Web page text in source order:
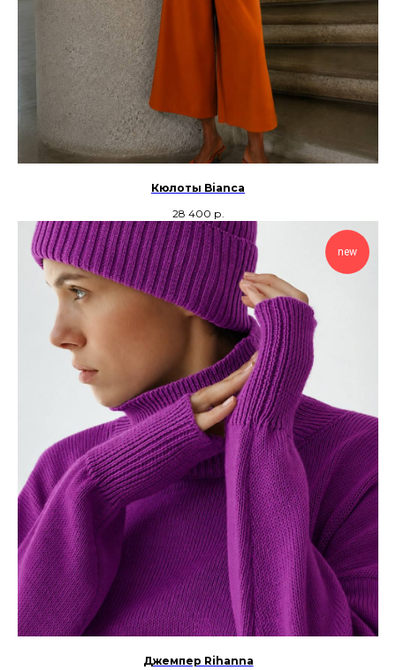
Кюлоты Bianca
28 400 р.
new
Джемпер Rihanna